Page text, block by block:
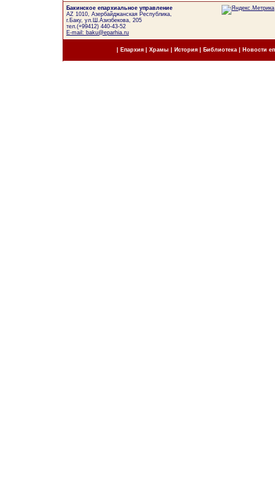
Бакинское епархиальное управление
AZ 1010, Азербайджанская Республика,
г.Баку, ул.Ш.Азизбекова, 205
тел.(+99412) 440-43-52
E-mail: baku@eparhia.ru
Епархия| Храмы История| Библиотека Новости